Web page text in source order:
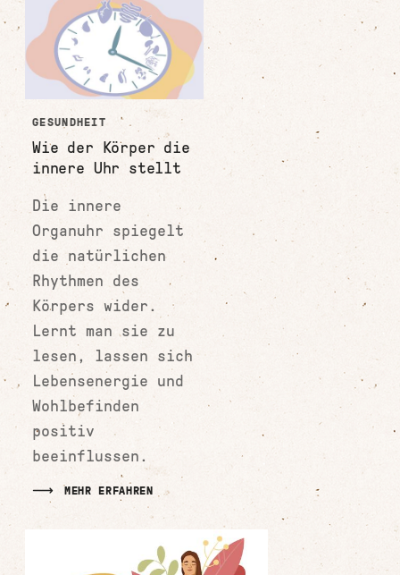
GESUNDHEIT
Wie der Körper die
innere Uhr stellt
Die innere
Organuhr spiegelt
die natürlichen
Rhythmen des
Körpers wider.
Lernt man sie zu
lesen, lassen sich
Lebensenergie und
Wohlbefinden
positiv
beeinflussen.
MEHR ERFAHREN